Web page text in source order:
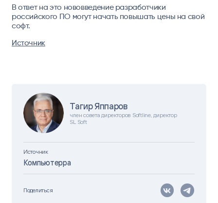
Тагир Яппаров
член совета директоров Softline, директор
SL Soft
Источник
Компьютерра
Поделиться
В ответ на это нововведение разработчики
российского ПО могут начать повышать цены на свой
софт.
Источник